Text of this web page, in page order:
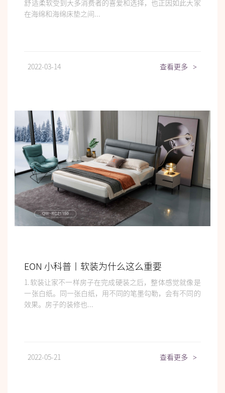
舒适柔软受到大多消费者的喜爱和选择，也正因如此大家
在海绵和海绵床垫之间...
2022-03-14 查看更多 >
EON 小科普丨软装为什么这么重要
1.软装让家不一样房子在完成硬装之后，整体感觉就像是
一张白纸。同一张白纸，用不同的笔墨勾勒，会有不同的
效果。房子的装修也...
2022-05-21 查看更多 >